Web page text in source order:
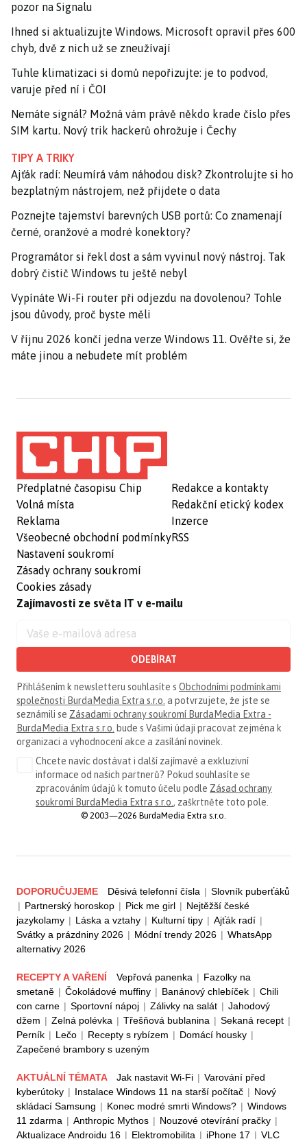
pozor na Signalu
Ihned si aktualizujte Windows. Microsoft opravil přes 600
chyb, dvě z nich už se zneužívají
Tuhle klimatizaci si domů nepořizujte: je to podvod,
varuje před ní i ČOI
Nemáte signál? Možná vám právě někdo krade číslo přes
SIM kartu. Nový trik hackerů ohrožuje i Čechy
TIPY A TRIKY
Ajťák radí: Neumírá vám náhodou disk? Zkontrolujte si ho
bezplatným nástrojem, než přijdete o data
Poznejte tajemství barevných USB portů: Co znamenají
černé, oranžové a modré konektory?
Programátor si řekl dost a sám vyvinul nový nástroj. Tak
dobrý čistič Windows tu ještě nebyl
Vypínáte Wi-Fi router při odjezdu na dovolenou? Tohle
jsou důvody, proč byste měli
V říjnu 2026 končí jedna verze Windows 11. Ověřte si, že
máte jinou a nebudete mít problém
Předplatné časopisu Chip
Volná místa
Reklama
Všeobecné obchodní podmínky
Nastavení soukromí
Zásady ochrany soukromí
Cookies zásady
Redakce a kontakty
Redakční etický kodex
Inzerce
RSS
Zajímavosti ze světa IT v e-mailu
ODEBÍRAT
Přihlášením k newsletteru souhlasíte s Obchodními podmínkami
společnosti BurdaMedia Extra s.r.o. a potvrzujete, že jste se
seznámili se Zásadami ochrany soukromí BurdaMedia Extra -
BurdaMedia Extra s.r.o. bude s Vašimi údaji pracovat zejména k
organizaci a vyhodnocení akce a zasílání novinek.
Chcete navíc dostávat i další zajímavé a exkluzivní
informace od našich partnerů? Pokud souhlasíte se
zpracováním údajů k tomuto účelu podle Zásad ochrany
soukromí BurdaMedia Extra s.r.o. , zaškrtněte toto pole.
© 2003—2026 BurdaMedia Extra s.r.o.
DOPORUČUJEME Děsivá telefonní čísla | Slovník puberťáků
| Partnerský horoskop | Pick me girl | Nejtěžší české
jazykolamy | Láska a vztahy | Kulturní tipy | Ajťák radí |
Svátky a prázdniny 2026 | Módní trendy 2026 | WhatsApp
alternativy 2026
RECEPTY A VAŘENÍ Vepřová panenka | Fazolky na
smetaně | Čokoládové muffiny | Banánový chlebíček | Chili
con carne | Sportovní nápoj | Zálivky na salát | Jahodový
džem | Zelná polévka | Třešňová bublanina | Sekaná recept |
Perník | Lečo | Recepty s rybízem | Domácí housky |
Zapečené brambory s uzeným
AKTUÁLNÍ TÉMATA Jak nastavit Wi-Fi | Varování před
kyberútoky | Instalace Windows 11 na starší počítač | Nový
skládací Samsung | Konec modré smrti Windows? | Windows
11 zdarma | Anthropic Mythos | Nouzové otevírání pračky |
Aktualizace Androidu 16 | Elektromobilita | iPhone 17 | VLC